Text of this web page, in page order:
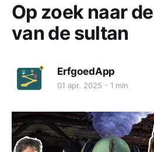
Op zoek naar
van de sultan
ErfgoedApp
01 apr. 2025 1 min